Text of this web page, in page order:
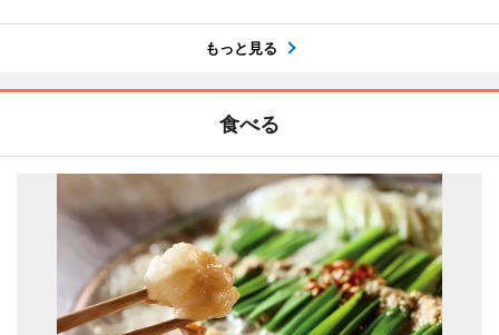
もっと見る
食べる